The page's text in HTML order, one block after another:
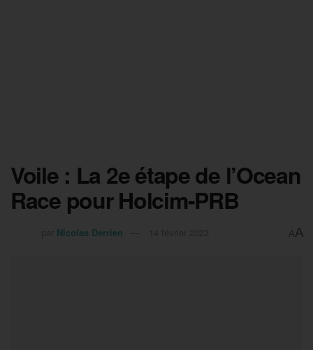
Voile : La 2e étape de l’Ocean
Race pour Holcim-PRB
Nicolas Derrien AA